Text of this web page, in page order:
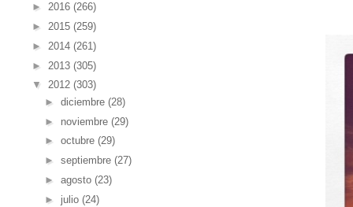
► 2016 (266)
► 2015 (259)
► 2014 (261)
► 2013 (305)
▼ 2012 (303)
► diciembre (28)
► noviembre (29)
► octubre (29)
► septiembre (27)
► agosto (23)
► julio (24)